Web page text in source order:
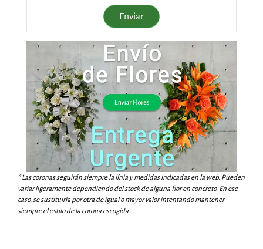
Enviar
* Las coronas seguirán siempre la línia y medidas indicadas en la web. Pueden
variar ligeramente dependiendo del stock de alguna flor en concreto. En ese
caso, se sustituiría por otra de igual o mayor valor intentando mantener
siempre el estilo de la corona escogida